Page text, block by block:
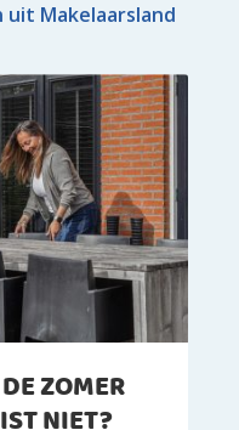
Makelaarsland
ZOMER